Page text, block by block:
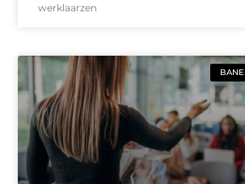
werklaarzen